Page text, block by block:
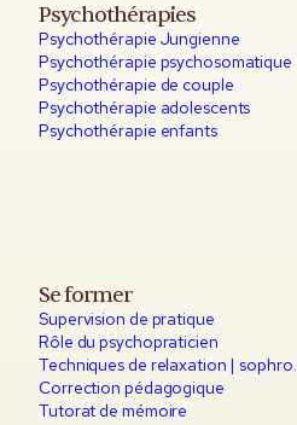
Psychothérapies
Psychothérapie Jungienne
Psychothérapie psychosomatique
Psychothérapie de couple
Psychothérapie adolescents
Psychothérapie enfants
Se former
Supervision de pratique
Rôle du psychopraticien
Techniques de relaxation | sophro.
Correction pédagogique
Tutorat de mémoire